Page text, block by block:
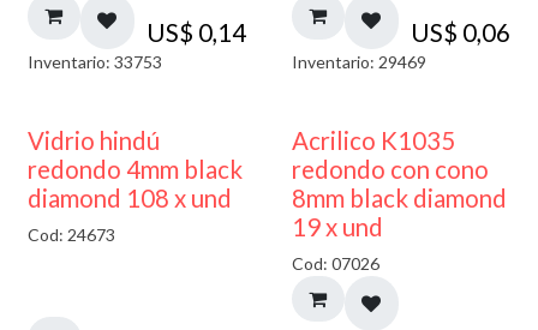
US$ 0,14
Inventario: 33753
US$ 0,06
Inventario: 29469
40% DESCUENTO
Vidrio hindú
redondo 4mm black
diamond 108 x und
Cod: 24673 50% DESCUENTO
Acrilico K1035
redondo con cono
8mm black diamond
19 x und
Cod: 07026